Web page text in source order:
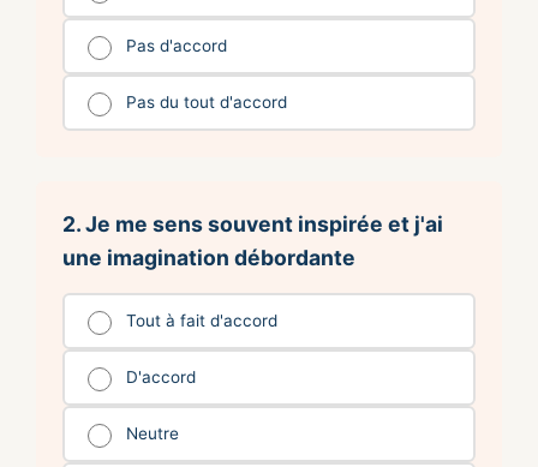
Pas d'accord
Pas du tout d'accord
2. Je me sens souvent inspirée et j'ai
une imagination débordante
Tout à fait d'accord
D'accord
Neutre